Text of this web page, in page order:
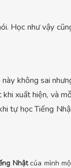
Học như vậy
không sai
xuất hiện, và
tự học Tiếng
Nhậtcủa mình